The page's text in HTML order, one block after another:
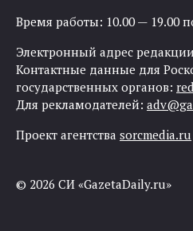
Время работы: 10.00 — 19.00
Электронный адрес
Контактные данные для
государственных органов:
Для рекламодателей:
Проект агентства sorcmedia.ru
© 2026 СИ «GazetaDaily.ru»